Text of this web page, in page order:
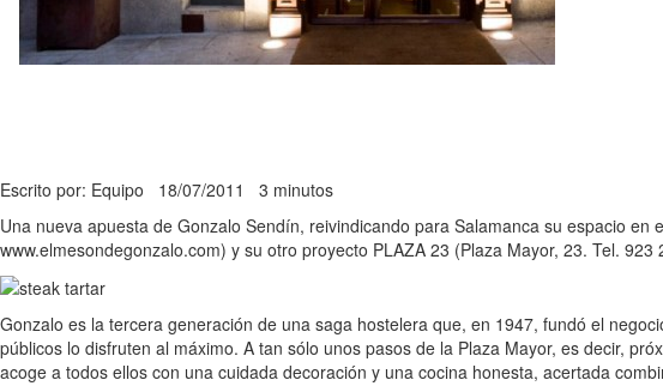
Escrito por: Equipo 18/07/2011 3 minutos
Una nueva apuesta de Gonzalo Sendín, reivindicando para Salamanca su espacio
www.elmesondegonzalo.com) y su otro proyecto PLAZA 23 (Plaza Mayor, 23. Tel. 923
Gonzalo es la tercera generación de una saga hostelera que, en 1947, fundó el
públicos lo disfruten al máximo. A tan sólo unos pasos de la Plaza Mayor, es decir,
acoge a todos ellos con una cuidada decoración y una cocina honesta, acertada